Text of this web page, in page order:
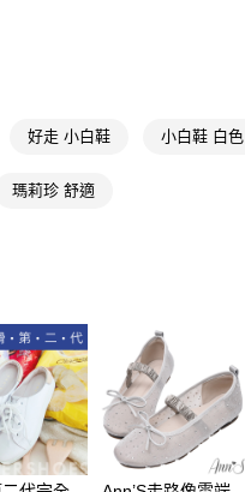
好走 小白鞋 小白鞋 白色
瑪莉珍 舒適